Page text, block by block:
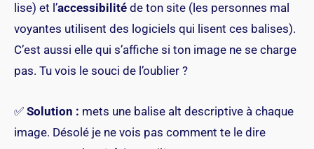
lise) et l’accessibilité de ton site (les personnes mal
voyantes utilisent des logiciels qui lisent ces balises).
C’est aussi elle qui s’affiche si ton image ne se charge
pas. Tu vois le souci de l’oublier ?
✅ Solution : mets une balise alt descriptive à chaque
image. Désolé je ne vois pas comment te le dire